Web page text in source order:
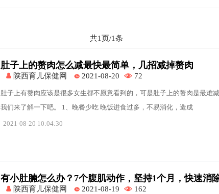
共1页/1条
肚子上的赘肉怎么减最快最简单，几招减掉赘肉
陕西育儿保健网 2021-08-20 72
肚子上有赘肉应该是很多女生都不愿意看到的，可是肚子上的赘肉是最难
我们来了解一下吧。 1、晚餐少吃 晚饭进食过多，不易消化，造成
2021-08-20 10:04:30
有小肚腩怎么办？7个腹肌动作，坚持1个月，快速消
陕西育儿保健网 2021-08-19 162